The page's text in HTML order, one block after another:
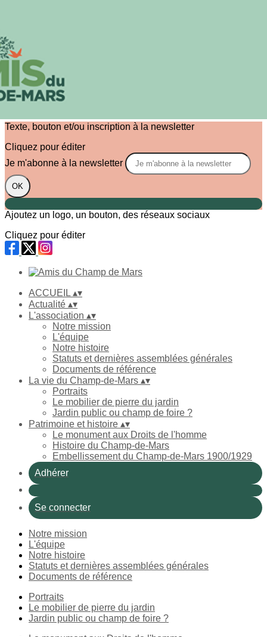
Menu
Images de la page d'accueil
Texte, bouton et/ou inscription à la newsletter
Cliquez pour éditer
Je m'abonne à la newsletter
OK
Ajoutez un logo, un bouton, des réseaux sociaux
Cliquez pour éditer
ACCUEIL ▴▾
Actualité ▴▾
L'association ▴▾
Notre mission
L'équipe
Notre histoire
Statuts et dernières assemblées générales
Documents de référence
La vie du Champ-de-Mars ▴▾
Portraits
Le mobilier de pierre du jardin
Jardin public ou champ de foire ?
Patrimoine et histoire ▴▾
Le monument aux Droits de l'homme
Histoire du Champ-de-Mars
Embellissement du Champ-de-Mars 1900/1929
Adhérer
Se connecter
Notre mission
L'équipe
Notre histoire
Statuts et dernières assemblées générales
Documents de référence
Portraits
Le mobilier de pierre du jardin
Jardin public ou champ de foire ?